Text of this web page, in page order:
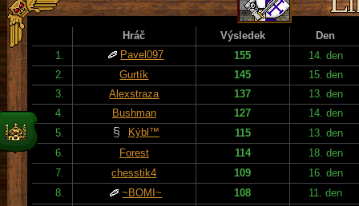
Hráč Výsledek
Den
1.
Pavel097 155
14. den
2.
Gurtík 145
15. den
3.
Alexstraza 137
13. den
4.
Bushman 127
14. den
5.
Kýbl™ 115
13. den
6.
Forest 114
18. den
7.
chesstik4 109
16. den
8.
~BOMI~ 108
11. den